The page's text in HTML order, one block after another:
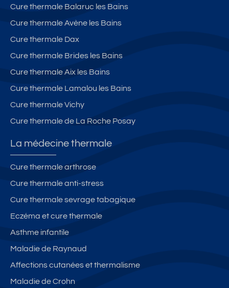
Cure thermale Balaruc les Bains
Cure thermale Avène les Bains
Cure thermale Dax
Cure thermale Brides les Bains
Cure thermale Aix les Bains
Cure thermale Lamalou les Bains
Cure thermale Vichy
Cure thermale de La Roche Posay
La médecine thermale
Cure thermale arthrose
Cure thermale anti-stress
Cure thermale sevrage tabagique
Eczéma et cure thermale
Asthme infantile
Maladie de Raynaud
Affections cutanées et thermalisme
Maladie de Crohn